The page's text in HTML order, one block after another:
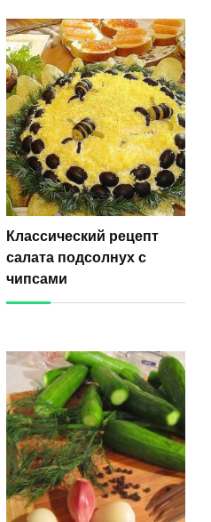
Классический рецепт
салата подсолнух с
чипсами